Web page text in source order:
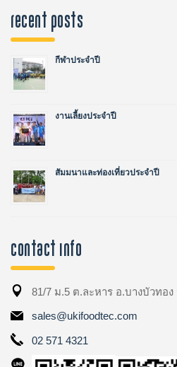
recent posts
กีฬาประจำปี
งานเลี้ยงประจำปี
สัมมนาและท่องเที่ยวประจำปี
Contact Info
81/7 ม.5 ต.ละหาร อ.บางบัวทอ
sales@ukifoodtec.com
02 571 4321